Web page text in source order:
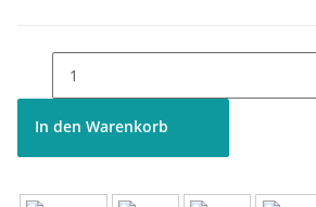
In den Warenkorb